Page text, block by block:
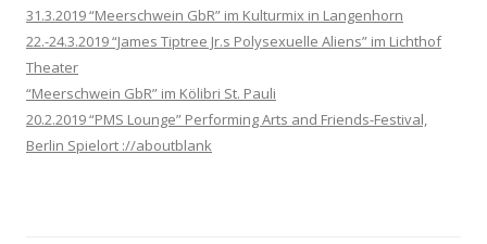
31.3.2019 “Meerschwein GbR” im Kulturmix in Langenhorn
22.-24.3.2019 “James Tiptree Jr.s Polysexuelle Aliens” im Lichthof
Theater
“Meerschwein GbR” im Kölibri St. Pauli
20.2.2019 “PMS Lounge” Performing Arts and Friends-Festival,
Berlin Spielort ://aboutblank